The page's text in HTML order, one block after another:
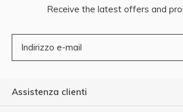
Receive the latest offers and
Assistenza clienti